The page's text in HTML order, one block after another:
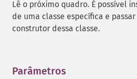
Lê o próximo quadro. É possível
de uma classe específica e
construtor dessa classe.
Parâmetros